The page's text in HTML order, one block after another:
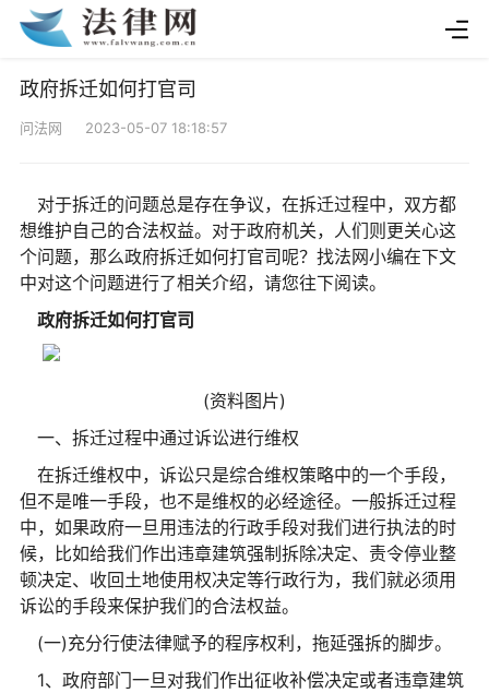
政府拆迁如何打官司
问法网 2023-05-07 18:18:57
对于拆迁的问题总是存在争议，在拆迁过程中，双方都
想维护自己的合法权益。对于政府机关，人们则更关心这
个问题，那么政府拆迁如何打官司呢？找法网小编在下文
中对这个问题进行了相关介绍，请您往下阅读。
政府拆迁如何打官司
(资料图片)
一、拆迁过程中通过诉讼进行维权
在拆迁维权中，诉讼只是综合维权策略中的一个手段，
但不是唯一手段，也不是维权的必经途径。一般拆迁过程
中，如果政府一旦用违法的行政手段对我们进行执法的时
候，比如给我们作出违章建筑强制拆除决定、责令停业整
顿决定、收回土地使用权决定等行政行为，我们就必须用
诉讼的手段来保护我们的合法权益。
(一)充分行使法律赋予的程序权利，拖延强拆的脚步。
1、政府部门一旦对我们作出征收补偿决定或者违章建筑